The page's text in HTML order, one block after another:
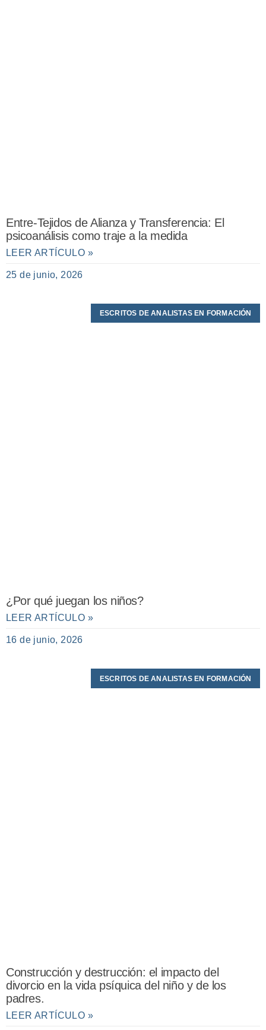
Entre-Tejidos de Alianza y Transferencia: El
psicoanálisis como traje a la medida
LEER ARTÍCULO »
25 de junio, 2026
ESCRITOS DE ANALISTAS EN FORMACIÓN
¿Por qué juegan los niños?
LEER ARTÍCULO »
16 de junio, 2026
ESCRITOS DE ANALISTAS EN FORMACIÓN
Construcción y destrucción: el impacto del
divorcio en la vida psíquica del niño y de los
padres.
LEER ARTÍCULO »